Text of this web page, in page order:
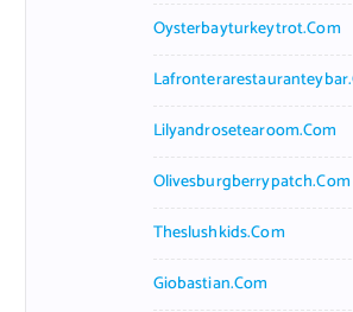
Oysterbayturkeytrot.com
Lilyandrosetearoom.com
Olivesburgberrypatch.com
Theslushkids.com
Giobastian.com